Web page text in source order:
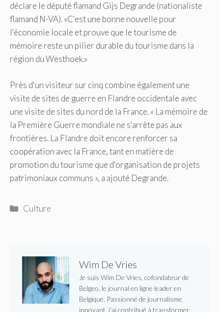
déclare le député flamand Gijs Degrande (nationaliste
flamand N-VA). «C'est une bonne nouvelle pour
l'économie locale et prouve que le tourisme de
mémoire reste un pilier durable du tourisme dans la
région du Westhoek.»
Près d'un visiteur sur cinq combine également une
visite de sites de guerre en Flandre occidentale avec
une visite de sites du nord de la France. « La mémoire de
la Première Guerre mondiale ne s'arrête pas aux
frontières. La Flandre doit encore renforcer sa
coopération avec la France, tant en matière de
promotion du tourisme que d'organisation de projets
patrimoniaux communs », a ajouté Degrande.
Catégories
Culture
Wim De Vries
Je suis Wim De Vries, cofondateur de
Belgeo, le journal en ligne leader en
Belgique. Passionné de journalisme
innovant, j'ai contribué à transformer